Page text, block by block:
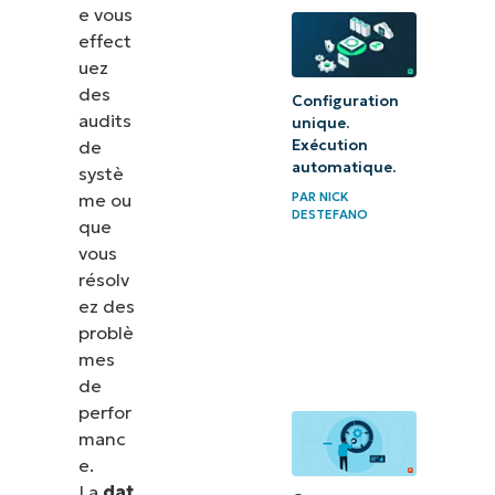
d’exploitation »
pratiques pour
d’installation
d’exploitation
dans les
environnements
Quelles sont
de la
e vous
effect
uez
des
audits
de
systè
me ou
que
vous
résolv
ez des
problè
mes
de
perfor
manc
e.
Configuration
unique.
Exécution
automatique.
PAR NICK
DESTEFANO